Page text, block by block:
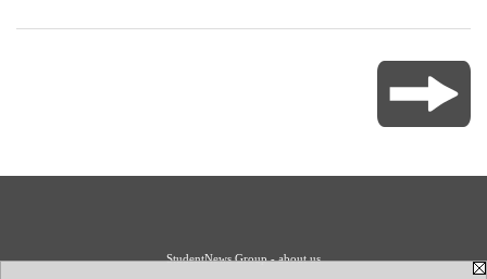
StudentNews Group - about us